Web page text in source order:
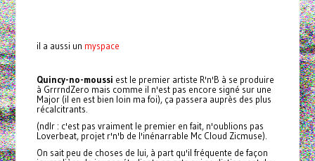
il a aussi un myspace
Quincy-no-moussi est le premier artiste R'n'B à se produire
à GrrrndZero mais comme il n'est pas encore signé sur une
Major (il en est bien loin ma foi), ça passera auprès des plus
récalcitrants.
(ndlr : c'est pas vraiment le premier en fait, n'oublions pas
Loverbeat, projet r'n'b de l'inénarrable Mc Cloud Zicmuse).
On sait peu de choses de lui, à part qu'il fréquente de façon